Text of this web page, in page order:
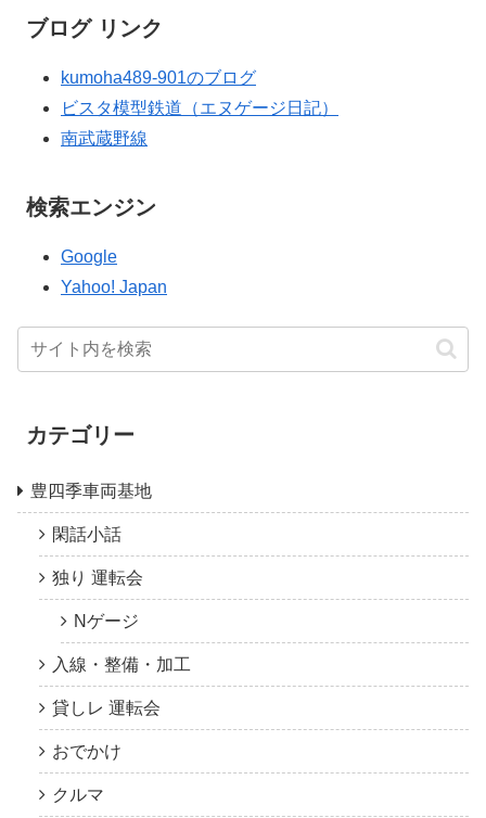
ブログ リンク
kumoha489-901のブログ
ビスタ模型鉄道（エヌゲージ日記）
南武蔵野線
検索エンジン
Google
Yahoo! Japan
カテゴリー
豊四季車両基地
閑話小話
独り 運転会
Nゲージ
入線・整備・加工
貸しレ 運転会
おでかけ
クルマ